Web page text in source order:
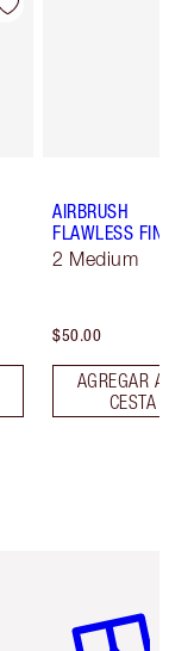
AIRBRUSH
FLAWLESS
2 Medium
$50.00
AGREGAR
CESTA